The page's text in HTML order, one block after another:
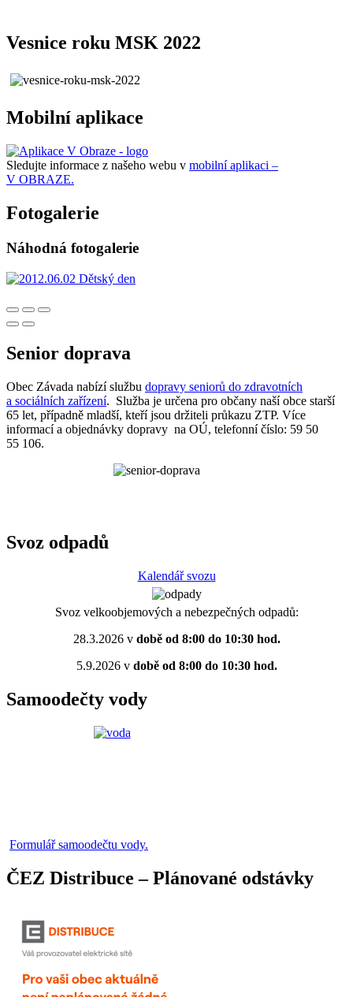
Vesnice roku MSK 2022
Mobilní aplikace
Sledujte informace z našeho webu v mobilní aplikaci –
V OBRAZE.
Fotogalerie
Náhodná fotogalerie
Senior doprava
Obec Závada nabízí službu dopravy seniorů do zdravotních
a sociálních zařízení. Služba je určena pro občany naší obce starší
65 let, případně mladší, kteří jsou držiteli průkazu ZTP. Více
informací a objednávky dopravy na OÚ, telefonní číslo: 59 50
55 106.
Svoz odpadů
Kalendář svozu
Svoz velkoobjemových a nebezpečných odpadů:
28.3.2026 vdobě od 8:00 do 10:30 hod.
5.9.2026 vdobě od 8:00 do 10:30 hod.
Samoodečty vody
Formulář samoodečtu vody.
ČEZ Distribuce – Plánované odstávky